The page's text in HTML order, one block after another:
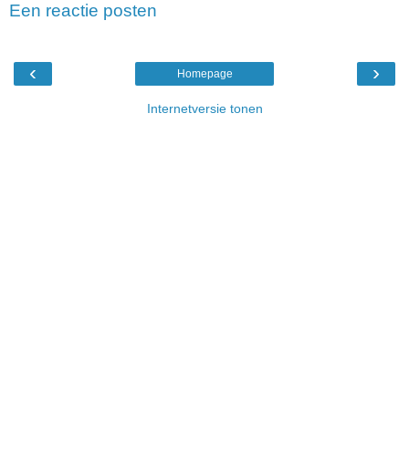
Een reactie posten
‹ ›
Homepage
Internetversie tonen